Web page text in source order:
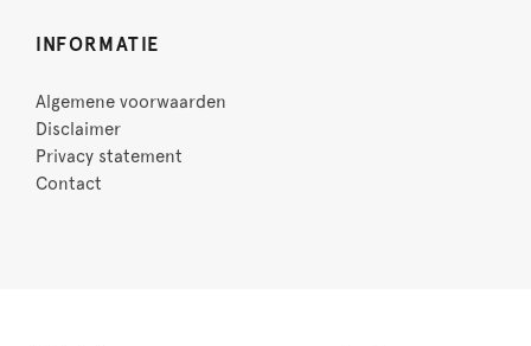
INFORMATIE
Algemene voorwaarden
Disclaimer
Privacy statement
Contact